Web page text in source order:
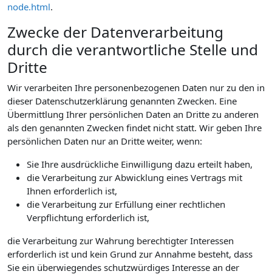
node.html.
Zwecke der Datenverarbeitung
durch die verantwortliche Stelle und
Dritte
Wir verarbeiten Ihre personenbezogenen Daten nur zu den in
dieser Datenschutzerklärung genannten Zwecken. Eine
Übermittlung Ihrer persönlichen Daten an Dritte zu anderen
als den genannten Zwecken findet nicht statt. Wir geben Ihre
persönlichen Daten nur an Dritte weiter, wenn:
Sie Ihre ausdrückliche Einwilligung dazu erteilt haben,
die Verarbeitung zur Abwicklung eines Vertrags mit
Ihnen erforderlich ist,
die Verarbeitung zur Erfüllung einer rechtlichen
Verpflichtung erforderlich ist,
die Verarbeitung zur Wahrung berechtigter Interessen
erforderlich ist und kein Grund zur Annahme besteht, dass
Sie ein überwiegendes schutzwürdiges Interesse an der